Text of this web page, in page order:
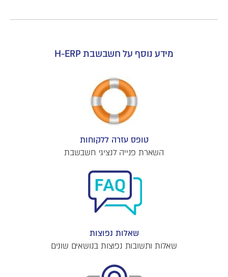
מידע נוסף על חשבשבת H-ERP
טופס עזרה ללקוחות
השארת פנייה לנציגי חשבשבת
שאלות נפוצות
שאלות ותשובות נפוצות בנושאים שונים